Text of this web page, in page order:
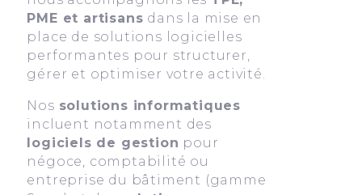
PME et artisans dans la mise en
place de solutions logicielles
performantes pour structurer,
gérer et optimiser votre activité.
Nos solutions informatiques
incluent notamment des
logiciels de gestion pour
négoce, comptabilité ou
entreprise du bâtiment (gamme